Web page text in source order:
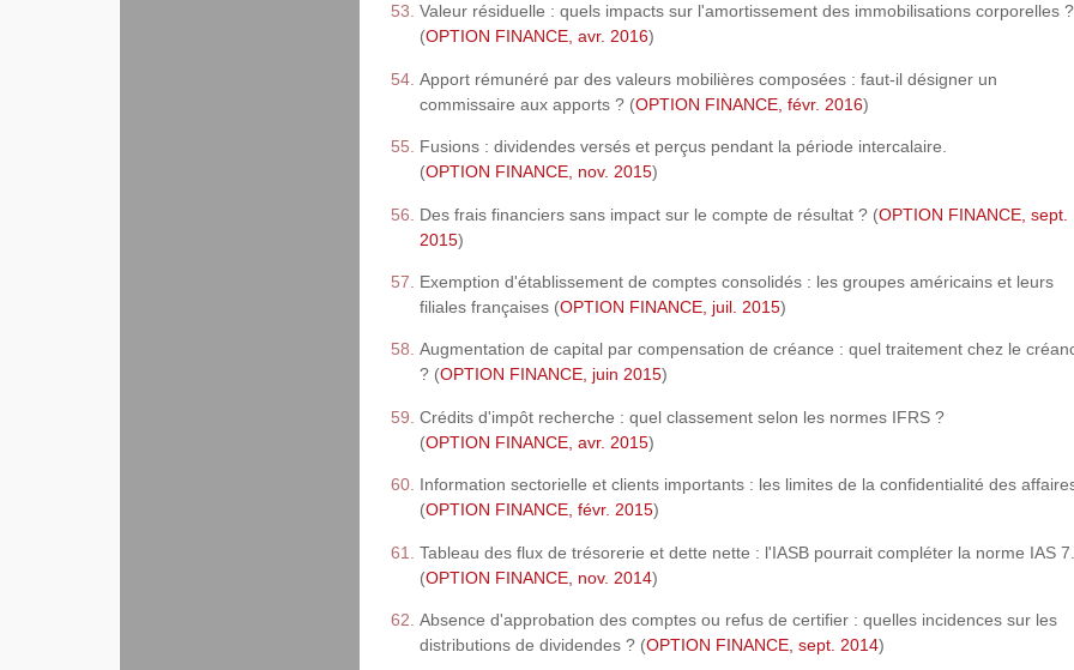
Valeur résiduelle : quels impacts sur l'amortissement des immobilisations corporelles ?
(OPTION FINANCE, avr. 2016)
Apport rémunéré par des valeurs mobilières composées : faut-il désigner un
commissaire aux apports ? (OPTION FINANCE, févr. 2016)
Fusions : dividendes versés et perçus pendant la période intercalaire.
(OPTION FINANCE, nov. 2015)
Des frais financiers sans impact sur le compte de résultat ? (OPTION FINANCE, sept.
2015)
Exemption d'établissement de comptes consolidés : les groupes américains et leurs
filiales françaises (OPTION FINANCE, juil. 2015)
Augmentation de capital par compensation de créance : quel traitement chez le
? (OPTION FINANCE, juin 2015)
Crédits d'impôt recherche : quel classement selon les normes IFRS ?
(OPTION FINANCE, avr. 2015)
Information sectorielle et clients importants : les limites de la confidentialité des
(OPTION FINANCE, févr. 2015)
Tableau des flux de trésorerie et dette nette : l'IASB pourrait compléter la norme IAS 7.
(OPTION FINANCE, nov. 2014)
Absence d'approbation des comptes ou refus de certifier : quelles incidences sur les
distributions de dividendes ? (OPTION FINANCE, sept. 2014)